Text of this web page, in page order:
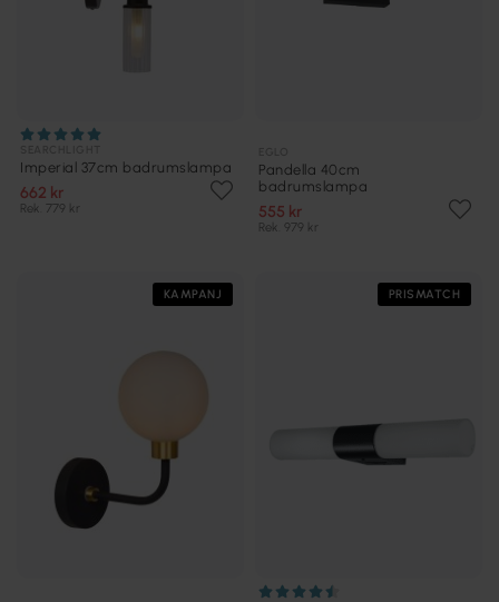
Imperial 37cm badrumslampa
662 kr
Rek. 779 kr
Pandella 40cm
badrumslampa
555 kr
Rek. 979 kr
KAMPANJ PRISMATCH